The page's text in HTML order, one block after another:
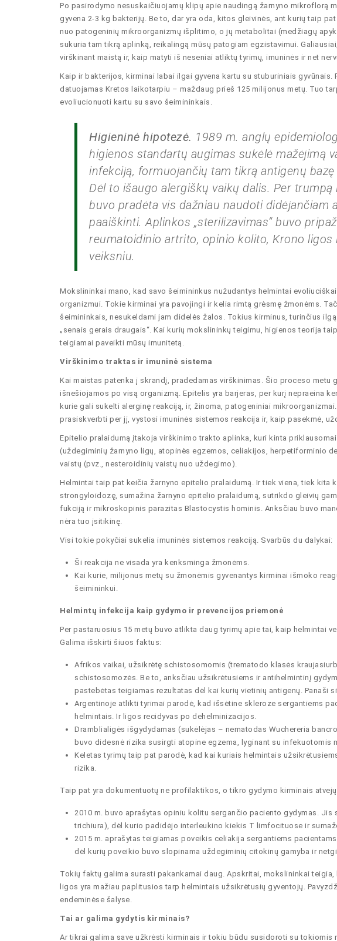
Po pasirodymo nesuskaičiuojamų klipų apie naudingą žarnyno mikroflorą
gyvena 2-3 kg bakterijų. Be to, dar yra oda, kitos gleivinės, ant kurių taip
nuo patogeninių mikroorganizmų išplitimo, o jų metabolitai (medžiagų
sukuria tam tikrą aplinką, reikalingą mūsų patogiam egzistavimui.
virškinant maistą ir, kaip matyti iš neseniai atliktų tyrimų, imuninės ir net
Kaip ir bakterijos, kirminai labai ilgai gyvena kartu su stuburiniais
datuojamas Kretos laikotarpiu – maždaug prieš 125 milijonus metų. Tuo
evoliucionuoti kartu su savo šeimininkais.
Higieninė hipotezė. 1989 m. anglų
higienos standartų augimas sukėlė mažėjimą
infekciją, formuojančių tam tikrą antigenų
Dėl to išaugo alergiškų vaikų dalis. Per
buvo pradėta vis dažniau naudoti didėjančiam
paaiškinti. Aplinkos „sterilizavimas“ buvo
reumatoidinio artrito, opinio kolito, Krono
veiksniu.
Mokslininkai mano, kad savo šeimininkus nužudantys helmintai
organizmui. Tokie kirminai yra pavojingi ir kelia rimtą grėsmę žmonėms.
šeimininkais, nesukeldami jam didelės žalos. Tokius kirminus, turinčius
„senais gerais draugais“. Kai kurių mokslininkų teigimu, higienos teorija
teigiamai paveikti mūsų imunitetą.
Virškinimo traktas ir imuninė sistema
Kai maistas patenka į skrandį, pradedamas virškinimas. Šio proceso
išnešiojamos po visą organizmą. Epitelis yra barjeras, per kurį nepraeina
kurie gali sukelti alerginę reakciją, ir, žinoma, patogeniniai
prasiskverbti per jį, vystosi imuninės sistemos reakcija ir, kaip pasekmė,
Epitelio pralaidumą įtakoja virškinimo trakto aplinka, kuri kinta
(uždegiminių žarnyno ligų, atopinės egzemos, celiakijos, herpetiforminio
vaistų (pvz., nesteroidinių vaistų nuo uždegimo).
Helmintai taip pat keičia žarnyno epitelio pralaidumą. Ir tiek viena, tiek
strongyloidozę, sumažina žarnyno epitelio pralaidumą, sutrikdo gleivių
fukciją ir mikroskopinis parazitas Blastocystis hominis. Anksčiau buvo
nėra tuo įsitikinę.
Visi tokie pokyčiai sukelia imuninės sistemos reakciją. Svarbūs du dalykai:
Ši reakcija ne visada yra kenksminga žmonėms.
Kai kurie, milijonus metų su žmonėmis gyvenantys kirminai išmoko
šeimininkui.
Helmintų infekcija kaip gydymo ir prevencijos priemonė
Per pastaruosius 15 metų buvo atlikta daug tyrimų apie tai, kaip helmintai
Galima išskirti šiuos faktus:
Afrikos vaikai, užsikrėtę schistosomomis (trematodo klasės
schistosomozės. Be to, anksčiau užsikrėtusiems ir antihelmintinį
pastebėtas teigiamas rezultatas dėl kai kurių vietinių antigenų. Panaši
Argentinoje atlikti tyrimai parodė, kad išsėtine skleroze sergantiems
helmintais. Ir ligos recidyvas po dehelminizacijos.
Dramblialigės išgydydamas (sukėlėjas – nematodas Wuchereria
buvo didesnė rizika susirgti atopine egzema, lyginant su infekuotomis
Keletas tyrimų taip pat parodė, kad kai kuriais helmintais
rizika.
Taip pat yra dokumentuotų ne profilaktikos, o tikro gydymo kirminais
2010 m. buvo aprašytas opiniu kolitu sergančio paciento gydymas.
trichiura), dėl kurio padidėjo interleukino kiekis T limfocituose ir
2015 m. aprašytas teigiamas poveikis celiakija sergantiems
dėl kurių poveikio buvo slopinama uždegiminių citokinų gamyba ir
Tokių faktų galima surasti pakankamai daug. Apskritai, mokslininkai
ligos yra mažiau paplitusios tarp helmintais užsikrėtusių gyventojų.
endeminėse šalyse.
Tai ar galima gydytis kirminais?
Ar tikrai galima save užkrėsti kirminais ir tokiu būdu susidoroti su